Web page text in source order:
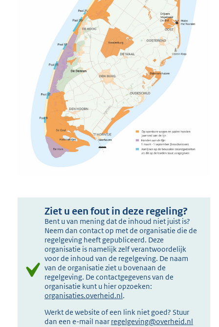
Ziet u een fout in deze regeling?
Bent u van mening dat de inhoud niet juist is?
Neem dan contact op met de organisatie die de
regelgeving heeft gepubliceerd. Deze
organisatie is namelijk zelf verantwoordelijk
voor de inhoud van de regelgeving. De naam
van de organisatie ziet u bovenaan de
regelgeving. De contactgegevens van de
organisatie kunt u hier opzoeken:
organisaties.overheid.nl.
Werkt de website of een link niet goed? Stuur
dan een e-mail naar regelgeving@overheid.nl